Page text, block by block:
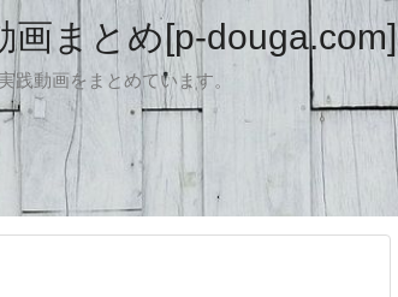
まとめ[p-douga.com]
践動画をまとめています。